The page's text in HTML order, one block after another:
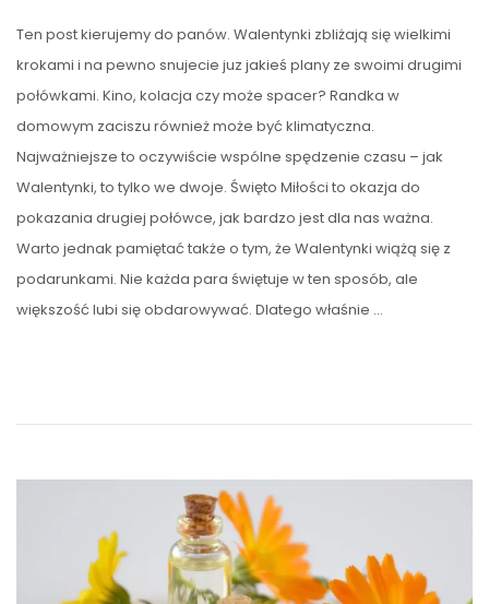
Ten post kierujemy do panów. Walentynki zbliżają się wielkimi
krokami i na pewno snujecie juz jakieś plany ze swoimi drugimi
połówkami. Kino, kolacja czy może spacer? Randka w
domowym zaciszu również może być klimatyczna.
Najważniejsze to oczywiście wspólne spędzenie czasu – jak
Walentynki, to tylko we dwoje. Święto Miłości to okazja do
pokazania drugiej połówce, jak bardzo jest dla nas ważna.
Warto jednak pamiętać także o tym, że Walentynki wiążą się z
podarunkami. Nie każda para świętuje w ten sposób, ale
większość lubi się obdarowywać. Dlatego właśnie …